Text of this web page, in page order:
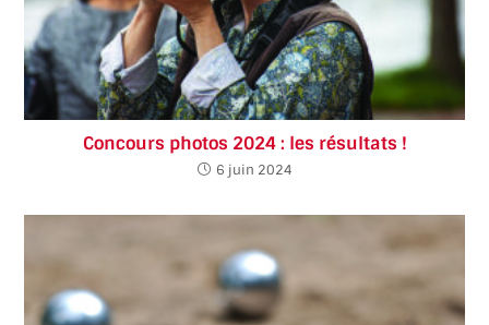
Concours photos 2024 : les résultats !
6 juin 2024